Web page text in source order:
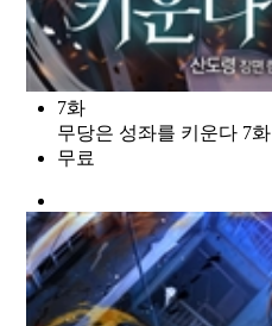
7화
무당은 성좌를 키운다 7화
무료